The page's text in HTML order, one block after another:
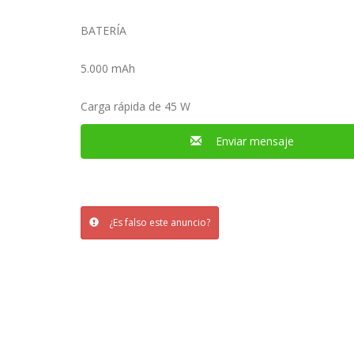
BATERÍA
5.000 mAh
Carga rápida de 45 W
Enviar mensaje
¿Es falso este anuncio?